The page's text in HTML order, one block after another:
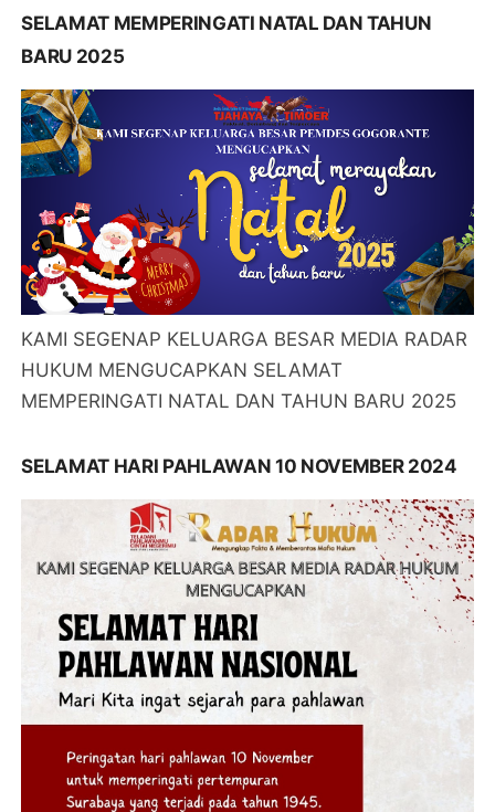
SELAMAT MEMPERINGATI NATAL DAN TAHUN
BARU 2025
KAMI SEGENAP KELUARGA BESAR MEDIA RADAR
HUKUM MENGUCAPKAN SELAMAT
MEMPERINGATI NATAL DAN TAHUN BARU 2025
SELAMAT HARI PAHLAWAN 10 NOVEMBER 2024